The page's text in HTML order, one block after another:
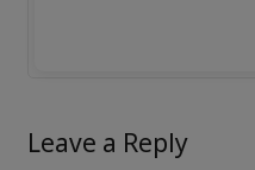
Leave a Reply